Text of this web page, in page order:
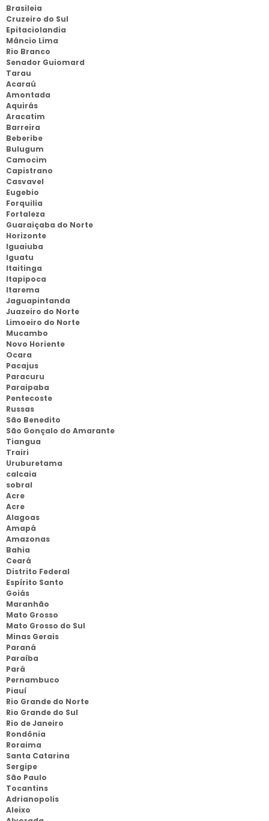
Brasileia
Cruzeiro do Sul
Epitaciolandia
Mâncio Lima
Rio Branco
Senador Guiomard
Tarau
Acaraú
Amontada
Aquirás
Aracatim
Barreira
Beberibe
Bulugum
Camocim
Capistrano
Casvavel
Eugebio
Forquilia
Fortaleza
Guaraiçaba do Norte
Horizonte
Iguaiuba
Iguatu
Itaitinga
Itapipoca
Itarema
Jaguapintanda
Juazeiro do Norte
Limoeiro do Norte
Mucambo
Novo Horiente
Ocara
Pacajus
Paracuru
Paraipaba
Pentecoste
Russas
São Benedito
São Gonçalo do Amarante
Tiangua
Trairi
Uruburetama
calcaia
sobral
Acre
Acre
Alagoas
Amapá
Amazonas
Bahia
Ceará
Distrito Federal
Espírito Santo
Goiás
Maranhão
Mato Grosso
Mato Grosso do Sul
Minas Gerais
Paraná
Paraíba
Pará
Pernambuco
Piauí
Rio Grande do Norte
Rio Grande do Sul
Rio de Janeiro
Rondônia
Roraima
Santa Catarina
Sergipe
São Paulo
Tocantins
Adrianopolis
Aleixo